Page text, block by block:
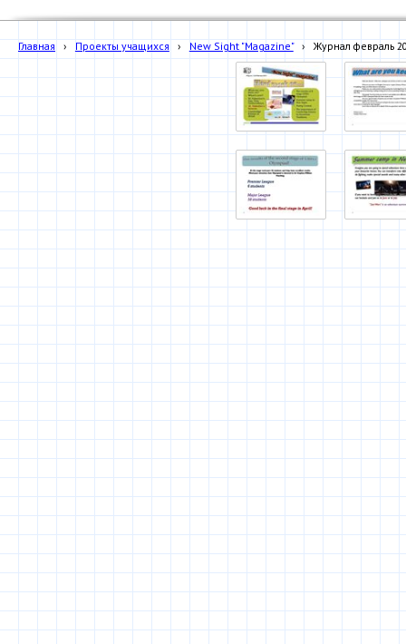
Главная › Проекты учащихся › New Sight "Magazine" › Журнал февраль